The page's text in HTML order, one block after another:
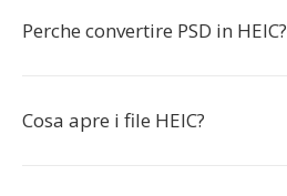
Perche convertire PSD in HEIC?
Cosa apre i file HEIC?